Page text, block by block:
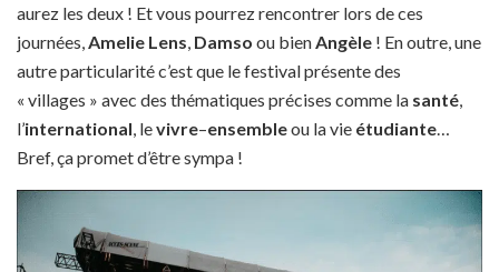
aurez les deux ! Et vous pourrez rencontrer lors de ces
journées, Amelie Lens Damso ou bien Angèle ! En outre, une
autre particularité c’est que le festival présente des
« villages » avec des thématiques précises comme la santé
l’international , levivre–ensembleou la vie étudiante
Bref, ça promet d’être sympa !